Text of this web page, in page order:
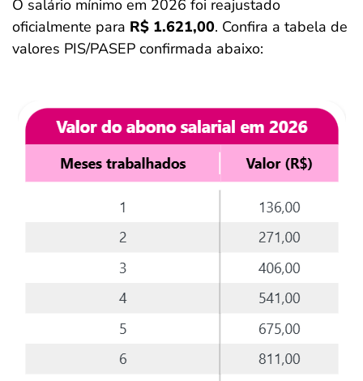
O salário mínimo em 2026 foi reajustado
oficialmente para R$ 1.621,00. Confira a tabela de
valores PIS/PASEP confirmada abaixo: